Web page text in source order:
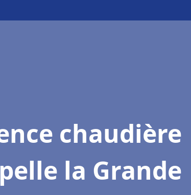
chaudière
la Grande